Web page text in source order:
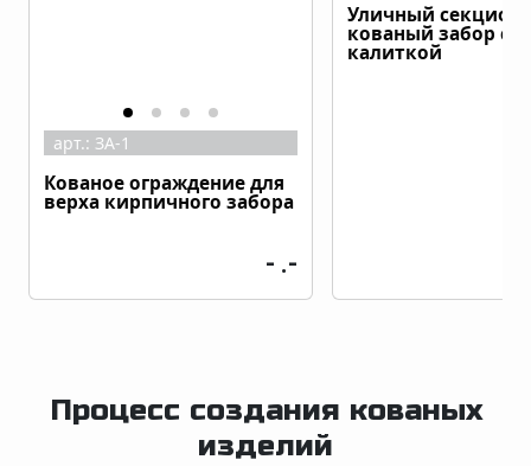
арт.: ЗА-1
Кованое ограждение для
верха кирпичного забора
- .-
Уличный
кованый забор с
калиткой
Процесс создания кованых
изделий